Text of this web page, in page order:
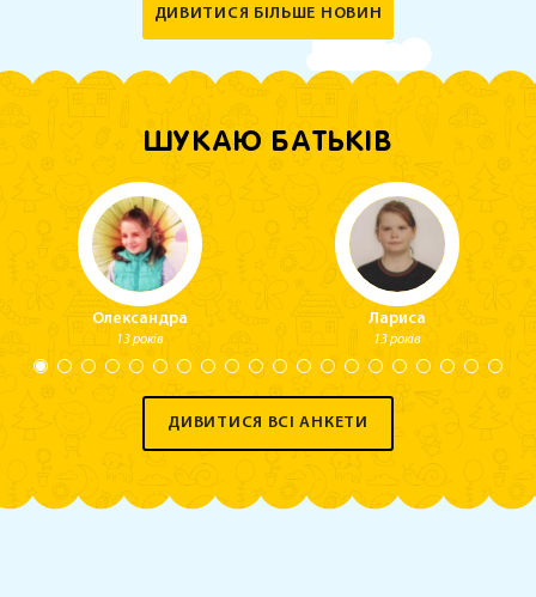
ДИВИТИСЯ БІЛЬШЕ НОВИН
ШУКАЮ БАТЬКІВ
Олександра
13 років
Лариса
13 років
ДИВИТИСЯ ВСІ АНКЕТИ